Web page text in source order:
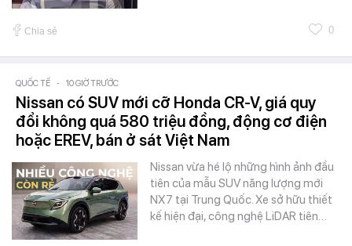
Chia sẻ 0
QUỐC TẾ - 10 GIỜ TRƯỚC
Nissan có SUV mới cỡ Honda CR-V, giá quy
đổi không quá 580 triệu đồng, động cơ điện
hoặc EREV, bán ở sát Việt Nam
Nissan vừa hé lộ những hình ảnh đầu
tiên của mẫu SUV năng lượng mới
NX7 tại Trung Quốc. Xe sở hữu thiết
kế hiện đại, công nghệ LiDAR tiên…